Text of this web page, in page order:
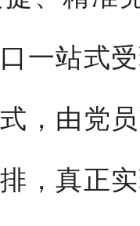
一站式
，由党
，真正